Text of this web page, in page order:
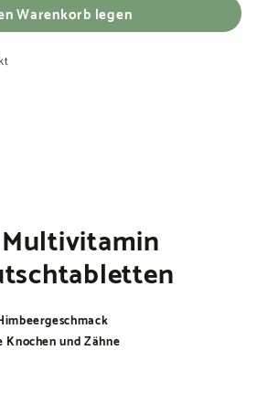
Warenkorb legen
und Zähne